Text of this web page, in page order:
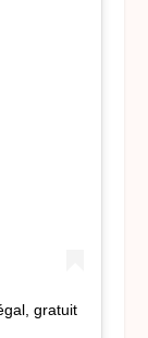
gratuit